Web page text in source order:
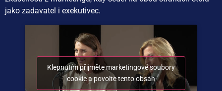
jako zadavatel i exekutivec.
Klepnutím přijměte marketingové soubory
cookie a povolte tento obsah